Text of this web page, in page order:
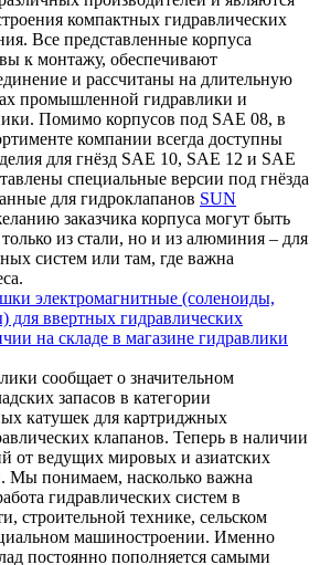
компактных гидравлических
Все представленные корпуса
к монтажу, обеспечивают
и рассчитаны на длительную
промышленной гидравлики и
Помимо корпусов под SAE 08, в
компании всегда доступны
для гнёзд SAE 10, SAE 12 и SAE
специальные версии под гнёзда
для гидроклапанов SUN
заказчика корпуса могут быть
из стали, но и из алюминия – для
систем или там, где важна
электромагнитные (соленоиды,
для ввертных гидравлических
на складе в магазине гидравлики
сообщает о значительном
запасов в категории
катушек для картриджных
клапанов. Теперь в наличии
от ведущих мировых и азиатских
Мы понимаем, насколько важна
гидравлических систем в
строительной технике, сельском
машиностроении. Именно
постоянно пополняется самыми